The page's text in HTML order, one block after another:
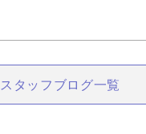
スタッフ ブログ一覧